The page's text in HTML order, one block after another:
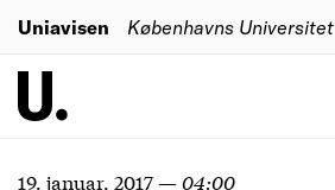
Uniavisen Københavns Universitet
19. januar, 2017—04:00